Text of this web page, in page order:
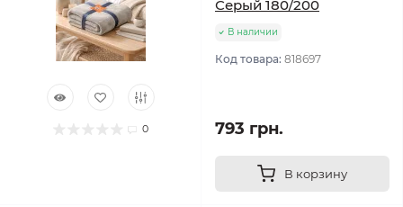
0
Серый 180/200
В наличии
Код товара: 818697
793 грн.
В корзину